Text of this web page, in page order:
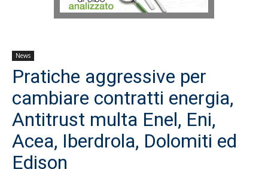
Salvagente
News
Pratiche aggressive per
cambiare contratti energia,
Antitrust multa Enel, Eni,
Acea, Iberdrola, Dolomiti ed
Edison